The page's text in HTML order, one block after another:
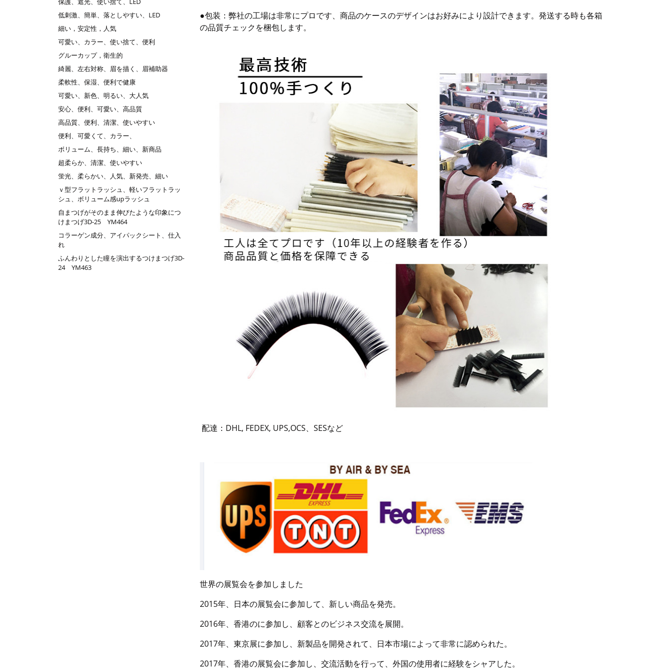
●包装：弊社の工場は非常にプロです、商品のケースのデザインはお好みにより設計できます。発送する時も各箱
の品質チェックを梱包します。
配達：DHL, FEDEX, UPS,OCS、SESなど
世界の展覧会を参加しました
2015年、日本の展覧会に参加して、新しい商品を発売。
2016年、香港のに参加し、顧客とのビジネス交流を展開。
2017年、東京展に参加し、新製品を開発されて、日本市場によって非常に認められた。
2017年、香港の展覧会に参加し、交流活動を行って、外国の使用者に経験をシャアした。
低刺激、簡単、落としやすい、LED
細い，安定性，人気
可愛い、カラー、使い捨て、便利
グルーカップ，衛生的
綺麗、左右対称、眉を描く、眉補助器
柔軟性、保湿、便利で健康
可愛い、新色、明るい、大人気
安心、便利、可愛い、高品質
高品質、便利、清潔、使いやすい
便利、可愛くて、カラー、
ボリューム、長持ち、細い、新商品
超柔らか、清潔、使いやすい
蛍光、柔らかい、人気、新発売、細い
ｖ型フラットラッシュ、軽いフラットラッ
シュ、ボリューム感upラッシュ
自まつげがそのまま伸びたような印象につ
けまつげ3D-25 YM464
コラーゲン成分、アイパックシート、仕入
れ
ふんわりとした瞳を演出するつけまつげ3D-
24 YM463